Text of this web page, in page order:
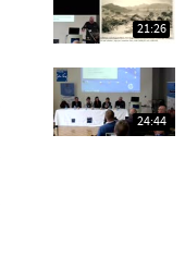
21:26
24:44